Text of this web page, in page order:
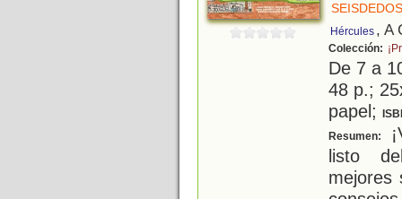
Hércules , A
Colección:
De 7 a
48 p.;
papel;
Resumen:
listo
mejores